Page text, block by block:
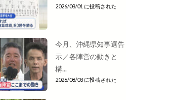
2026/08/01 に投稿された
今月、沖縄県知事選告
示／各陣営の動きと
構...
2026/08/03 に投稿された